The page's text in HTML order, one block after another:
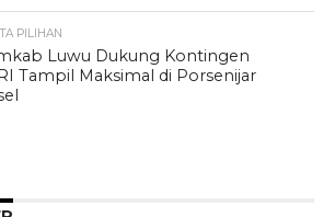
PILIHAN
Luwu Dukung Kontingen
Tampil Maksimal di Porsenijar